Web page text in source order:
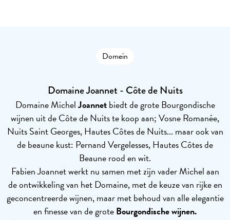
Domein
Domaine Joannet - Côte de Nuits
Domaine MichelJoannetbiedt de grote Bourgondische
wijnen uit de Côte de Nuits te koop aan; Vosne Romanée,
Nuits Saint Georges, Hautes Côtes de Nuits... maar ook van
de beaune kust: Pernand Vergelesses, Hautes Côtes de
Beaune rood en wit.
Fabien Joannet werkt nu samen met zijn vader Michel aan
de ontwikkeling van het Domaine, met de keuze van rijke en
geconcentreerde wijnen, maar met behoud van alle elegantie
en finesse van de groteBourgondischewijnen.